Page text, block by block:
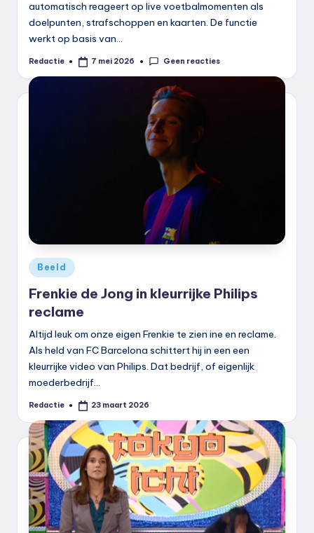
automatisch reageert op live voetbalmomenten als
doelpunten, strafschoppen en kaarten. De functie
werkt op basis van…
Geplaatst
Redactie 7 mei 2026 Geen reacties
Geplaatst
in
Beeld
Frenkie de Jong in kleurrijke Philips
reclame
Altijd leuk om onze eigen Frenkie te zien ine en reclame.
Als held van FC Barcelona schittert hij in een een
kleurrijke video van Philips. Dat bedrijf, of eigenlijk
moederbedrijf…
Geplaatst
Redactie 23 maart 2026